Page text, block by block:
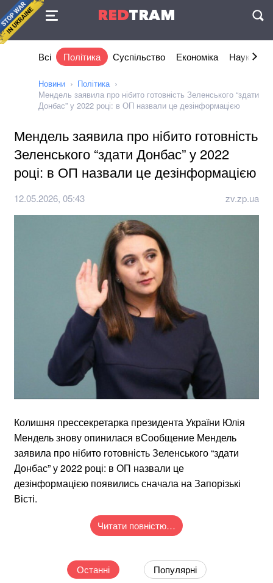
REDTRAM
Угода
Всі Політика Суспільство Економіка Наука та
Новини
Політика
Мендель заявила про нібито готовність Зеленського “здати
Донбас” у 2022 році: в ОП назвали це дезінформацією
Мендель заявила про нібито готовність
Зеленського “здати Донбас” у 2022
році: в ОП назвали це дезінформацією
12.05.2026, 05:43 zv.zp.ua
Колишня прессекретарка президента України Юлія
Мендель знову опинилася вСообщение Мендель
заявила про нібито готовність Зеленського “здати
Донбас” у 2022 році: в ОП назвали це
дезінформацією появились сначала на Запорізькі
Вісті.
Читати повністю…
Останні Популярні